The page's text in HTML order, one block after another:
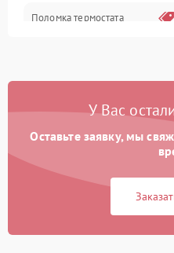
Поломка термостата
Образование конденсата
Сбой в работе инвертора
работе
У Вас
Оставьте заявку, мы